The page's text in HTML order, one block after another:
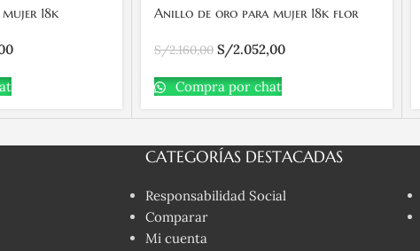
18k
Anillo de oro para mujer 18k flor
S/2.160,00 S/2.052,00
Compra por chat
CATEGORÍAS DESTACADAS
Responsabilidad Social
Comparar
Mi cuenta